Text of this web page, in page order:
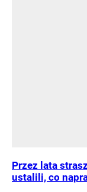
Przez lata
ustalili, co